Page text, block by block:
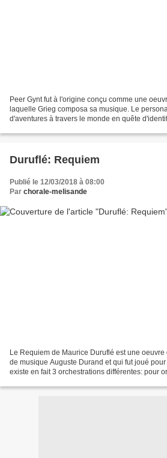
Peer Gynt fut à l'origine conçu comme une
laquelle Grieg composa sa musique. Le
d'aventures à travers le monde en quête
Duruflé: Requiem
Publié le 12/03/2018 à 08:00
Par chorale-melisande
Le Requiem de Maurice Duruflé est une
de musique Auguste Durand et qui fut joué pour
existe en fait 3 orchestrations différentes: pour